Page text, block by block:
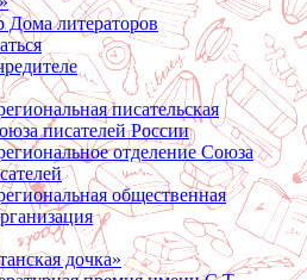
Дома литераторов
писательская
писателей России
отделение Союза
общественная
дочка»